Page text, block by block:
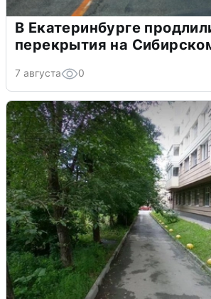
В Екатеринбурге
перекрытия на
7 августа 0